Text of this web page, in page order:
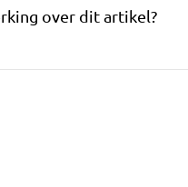
over dit artikel?